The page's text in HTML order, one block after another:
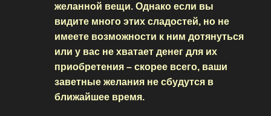
желанной вещи. Однако если вы
видите много этих сладостей, но не
имеете возможности к ним дотянуться
или у вас не хватает денег для их
приобретения – скорее всего, ваши
заветные желания не сбудутся в
ближайшее время.